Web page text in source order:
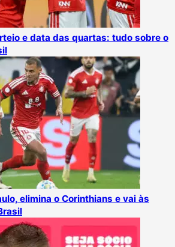
e data das quartas: tudo sobre o
elimina o Corinthians e vai às